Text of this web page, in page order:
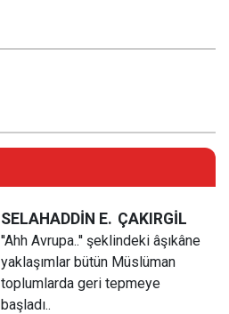
SELAHADDİN E. ÇAKIRGİL
''Ahh Avrupa..'' şeklindeki âşıkâne
yaklaşımlar bütün Müslüman
toplumlarda geri tepmeye
başladı..